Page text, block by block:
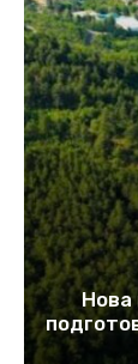
Нова